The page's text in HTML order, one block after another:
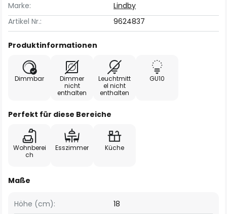
Marke:
Lindby
Artikel Nr.:
9624837
Produktinformationen
Dimmbar
Dimmer
nicht
enthalten
Leuchtmitt
el nicht
enthalten
GU10
Perfekt für diese Bereiche
Wohnberei
ch
Esszimmer Küche
Maße
Höhe (cm): 18